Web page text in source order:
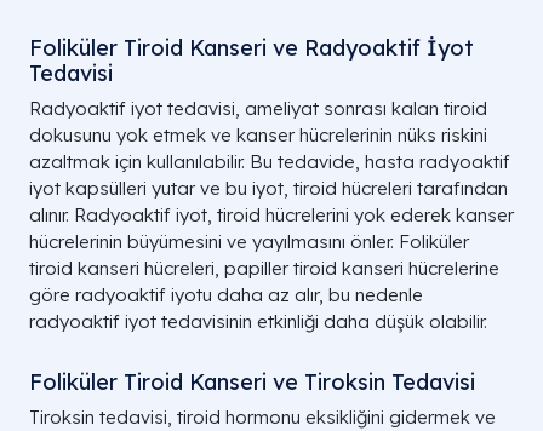
Foliküler Tiroid Kanseri ve Radyoaktif İyot
Tedavisi
Radyoaktif iyot tedavisi, ameliyat sonrası kalan tiroid
dokusunu yok etmek ve kanser hücrelerinin nüks riskini
azaltmak için kullanılabilir. Bu tedavide, hasta radyoaktif
iyot kapsülleri yutar ve bu iyot, tiroid hücreleri tarafından
alınır. Radyoaktif iyot, tiroid hücrelerini yok ederek kanser
hücrelerinin büyümesini ve yayılmasını önler. Foliküler
tiroid kanseri hücreleri, papiller tiroid kanseri hücrelerine
göre radyoaktif iyotu daha az alır, bu nedenle
radyoaktif iyot tedavisinin etkinliği daha düşük olabilir.
Foliküler Tiroid Kanseri ve Tiroksin Tedavisi
Tiroksin tedavisi, tiroid hormonu eksikliğini gidermek ve